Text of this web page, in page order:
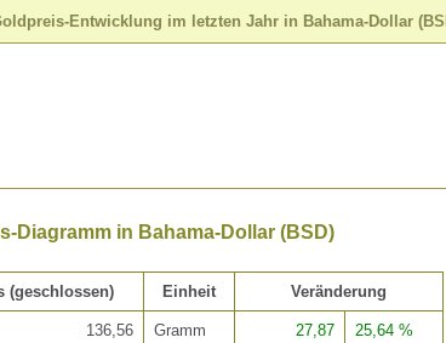
Entwicklung im letzten Jahr in Bahama-Dollar
Diagramm in Bahama-Dollar (BSD)
(geschlossen) Einheit Veränderung
136,56 Gramm 27,87 25,64 %